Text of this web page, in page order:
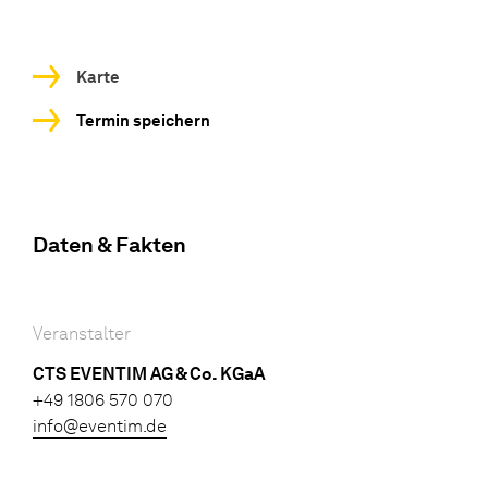
Karte
Termin speichern
Daten & Fakten
Veranstalter
CTS EVENTIM AG & Co. KGaA
+49 1806 570 070
info@eventim.de